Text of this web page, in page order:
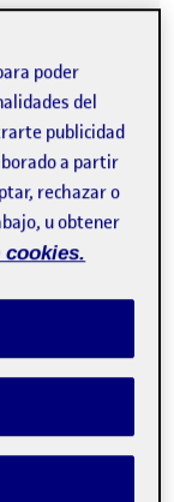
PEC4_La
poder
del
publicidad
a partir
rechazar o
u obtener